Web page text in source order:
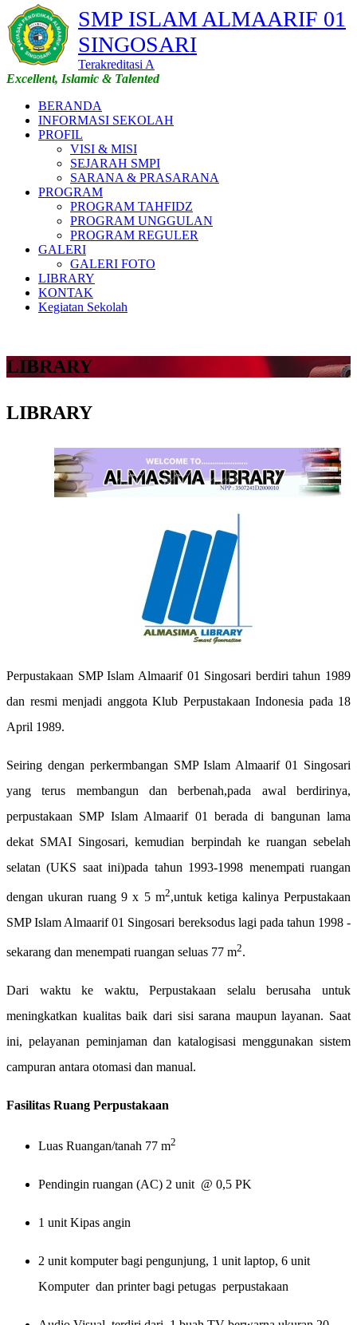
SMP ISLAM ALMAARIF 01
SINGOSARI
Terakreditasi A
Excellent, Islamic & Talented
BERANDA
INFORMASI SEKOLAH
PROFIL
VISI & MISI
SEJARAH SMPI
SARANA & PRASARANA
PROGRAM
PROGRAM TAHFIDZ
PROGRAM UNGGULAN
PROGRAM REGULER
GALERI
GALERI FOTO
LIBRARY
KONTAK
Kegiatan Sekolah
LIBRARY
LIBRARY
Perpustakaan SMP Islam Almaarif 01 Singosari berdiri tahun 1989
dan resmi menjadi anggota Klub Perpustakaan Indonesia pada 18
April 1989.
Seiring dengan perkermbangan SMP Islam Almaarif 01 Singosari
yang terus membangun dan berbenah,pada awal berdirinya,
perpustakaan SMP Islam Almaarif 01 berada di bangunan lama
dekat SMAI Singosari, kemudian berpindah ke ruangan sebelah
selatan (UKS saat ini)pada tahun 1993-1998 menempati ruangan
dengan ukuran ruang 9 x 5 m2,untuk ketiga kalinya Perpustakaan
SMP Islam Almaarif 01 Singosari bereksodus lagi pada tahun 1998 -
sekarang dan menempati ruangan seluas 77 m2.
Dari waktu ke waktu, Perpustakaan selalu berusaha untuk
meningkatkan kualitas baik dari sisi sarana maupun layanan. Saat
ini, pelayanan peminjaman dan katalogisasi menggunakan sistem
campuran antara otomasi dan manual.
Fasilitas Ruang Perpustakaan
Luas Ruangan/tanah 77 m2
Pendingin ruangan (AC) 2 unit @ 0,5 PK
1 unit Kipas angin
2 unit komputer bagi pengunjung, 1 unit laptop, 6 unit
Komputerdan printer bagi petugas perpustakaan